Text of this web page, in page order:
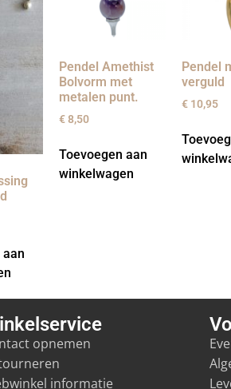
aan
Pendel Amethist
Bolvorm met
metalen punt.
€8,50
Toevoegen aan
winkelwagen
Pendel
verguld
€ 10,95
opnemen
informatie